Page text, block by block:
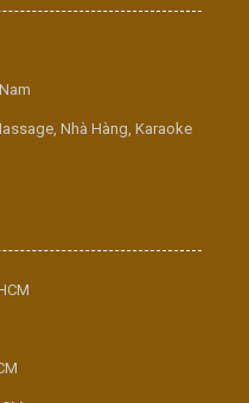
Nhà Hàng, Karaoke